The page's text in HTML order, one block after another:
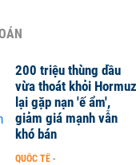
200 triệu thùng dầu
vừa thoát khỏi Hormuz
lại gặp nạn 'ế ẩm',
giảm giá mạnh vẫn
khó bán
QUỐC TẾ -